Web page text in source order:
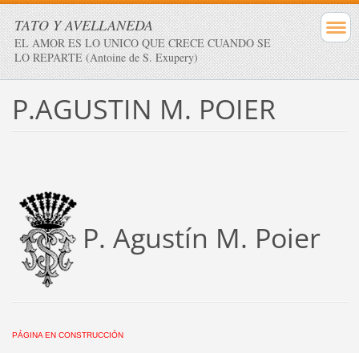
TATO Y AVELLANEDA
EL AMOR ES LO UNICO QUE CRECE CUANDO SE
LO REPARTE (Antoine de S. Exupery)
P.AGUSTIN M. POIER
P. Agustín M. Poier
PÁGINA EN CONSTRUCCIÓN